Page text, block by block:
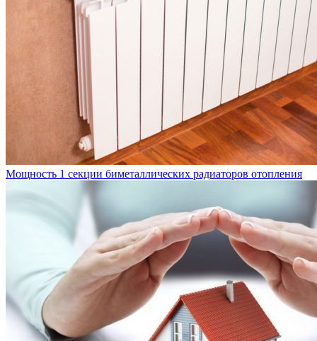
Мощность 1 секции биметаллических радиаторов отопления